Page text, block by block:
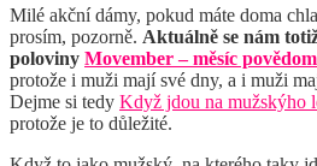
Milé akční dámy, pokud máte doma
prosím, pozorně. Aktuálně se nám
poloviny Movember – měsíc
protože i muži mají své dny, a i muži
Dejme si tedy Když jdou na mužskýho
protože je to důležité.